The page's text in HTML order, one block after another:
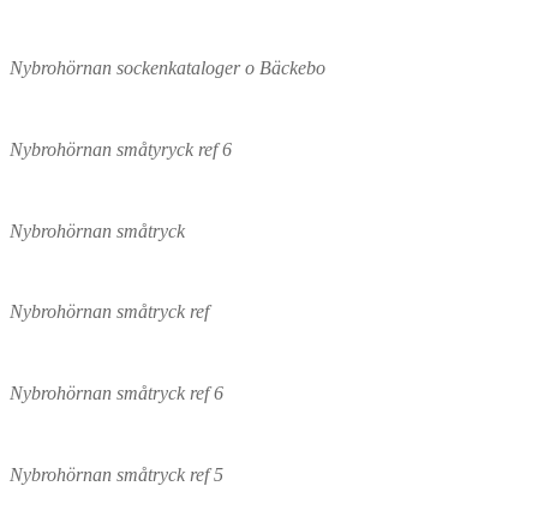
Nybrohörnan sockenkataloger o Bäckebo
Nybrohörnan småtyryck ref 6
Nybrohörnan småtryck
Nybrohörnan småtryck ref
Nybrohörnan småtryck ref 6
Nybrohörnan småtryck ref 5